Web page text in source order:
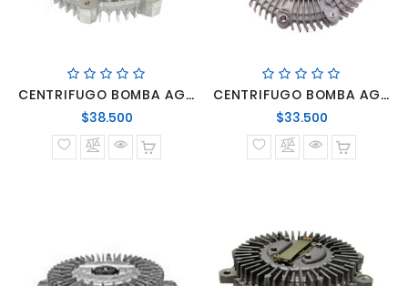
CENTRIFUGO BOMBA AGUA HYUNDAI H100 93-04
$38.500Precio
normal
CENTRIFUGO BOMBA AGUA NKR 85>98 2.8 LUV 95>04 2.5-2.8 DIESEL
$33.500Precio
normal